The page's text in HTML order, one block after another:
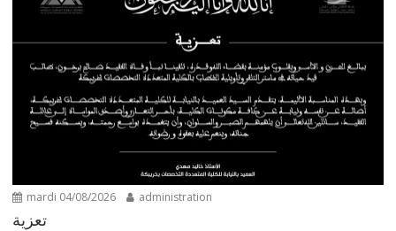
mardi 04/08/2026 administration
تعزية